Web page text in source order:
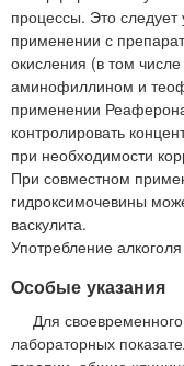
процессы. Это
применении с
окисления (в том
аминофиллином и
применении
контролировать
при необходимости
При совместном
гидроксимочевины
васкулита.
Употребление
Особые указания
Для
лабораторных